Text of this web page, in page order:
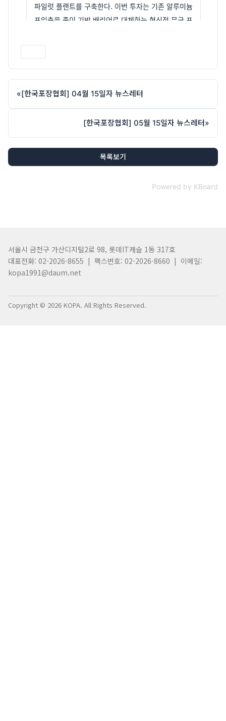
«[한국포장협회] 04월 15일자 뉴스레터
[한국포장협회] 05월 15일자 뉴스레터»
목록보기
Powered by KBoard
서울시 금천구 가산디지털2로 98, 롯데IT캐슬 1동 317호
대표전화: 02-2026-8655 | 팩스번호: 02-2026-8660 | 이메일:
kopa1991@daum.net
Copyright © 2026 KOPA. All Rights Reserved.